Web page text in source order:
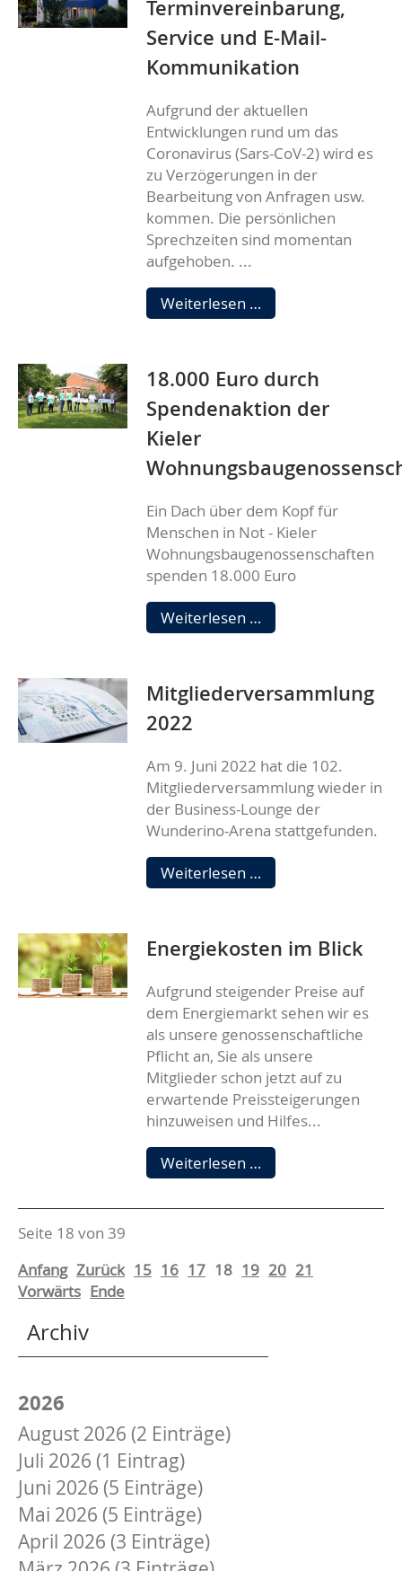
Terminvereinbarung,
Service und E-Mail-
Kommunikation
Aufgrund der aktuellen
Entwicklungen rund um das
Coronavirus (Sars-CoV-2) wird es
zu Verzögerungen in der
Bearbeitung von Anfragen usw.
kommen. Die persönlichen
Sprechzeiten sind momentan
aufgehoben. ...
Weiterlesen … Erreichbarkeit,
E-
Mail-
18.000 Euro durch
Spendenaktion der
Kieler
Ein Dach über dem Kopf für
Menschen in Not - Kieler
Wohnungsbaugenossenschaften
spenden 18.000 Euro
Weiterlesen … 18.000
Euro
der
Mitgliederversammlung
2022
Am 9. Juni 2022 hat die 102.
Mitgliederversammlung wieder in
der Business-Lounge der
Wunderino-Arena stattgefunden.
Weiterlesen …
2022
Energiekosten im Blick
Aufgrund steigender Preise auf
dem Energiemarkt sehen wir es
als unsere genossenschaftliche
Pflicht an, Sie als unsere
Mitglieder schon jetzt auf zu
erwartende Preissteigerungen
hinzuweisen und Hilfes...
Weiterlesen … Energiekosten
im
Seite 18 von 39
Anfang Zurück 15 16 17 18 19 20 21
Vorwärts Ende
Archiv
2026
August 2026 (2 Einträge)
Juli 2026 (1 Eintrag)
Juni 2026 (5 Einträge)
Mai 2026 (5 Einträge)
April 2026 (3 Einträge)